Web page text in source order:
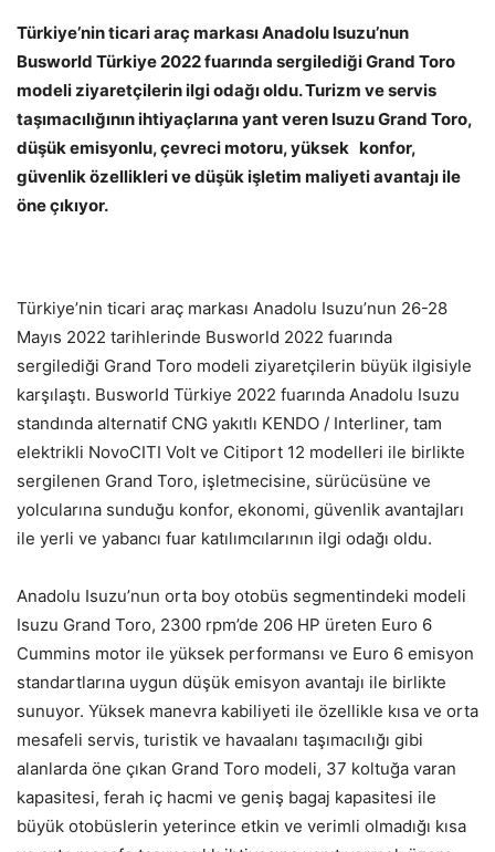
Türkiye’nin ticari araç markası Anadolu Isuzu’nun
Busworld Türkiye 2022 fuarında sergilediği Grand Toro
modeli ziyaretçilerin ilgi odağı oldu. Turizm ve servis
taşımacılığının ihtiyaçlarına yant veren Isuzu Grand Toro,
düşük emisyonlu, çevreci motoru, yüksek konfor,
güvenlik özellikleri ve düşük işletim maliyeti avantajı ile
öne çıkıyor.
Türkiye’nin ticari araç markası Anadolu Isuzu’nun 26-28
Mayıs 2022 tarihlerinde Busworld 2022 fuarında
sergilediği Grand Toro modeli ziyaretçilerin büyük ilgisiyle
karşılaştı. Busworld Türkiye 2022 fuarında Anadolu Isuzu
standında alternatif CNG yakıtlı KENDO / Interliner, tam
elektrikli NovoCITI Volt ve Citiport 12 modelleri ile birlikte
sergilenen Grand Toro, işletmecisine, sürücüsüne ve
yolcularına sunduğu konfor, ekonomi, güvenlik avantajları
ile yerli ve yabancı fuar katılımcılarının ilgi odağı oldu.
Anadolu Isuzu’nun orta boy otobüs segmentindeki modeli
Isuzu Grand Toro, 2300 rpm’de 206 HP üreten Euro 6
Cummins motor ile yüksek performansı ve Euro 6 emisyon
standartlarına uygun düşük emisyon avantajı ile birlikte
sunuyor. Yüksek manevra kabiliyeti ile özellikle kısa ve orta
mesafeli servis, turistik ve havaalanı taşımacılığı gibi
alanlarda öne çıkan Grand Toro modeli, 37 koltuğa varan
kapasitesi, ferah iç hacmi ve geniş bagaj kapasitesi ile
büyük otobüslerin yeterince etkin ve verimli olmadığı kısa